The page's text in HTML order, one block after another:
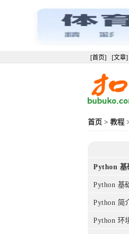
[首页] [文章]
首页 > 教程
Python 基
Python 基
Python 简
Python 环